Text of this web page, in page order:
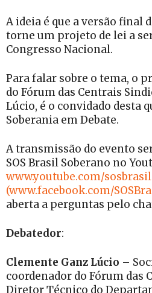
A ideia é que a versão final
torne um projeto de lei a
Congresso Nacional.
Para falar sobre o tema, o
do Fórum das Centrais
Lúcio, é o convidado desta
Soberania em Debate.
A transmissão do evento
SOS Brasil Soberano no
www.youtube.com/
(www.facebook.com/
aberta a perguntas pelo
Debatedor:
Clemente Ganz Lúcio –
coordenador do Fórum das
Diretor Técnico do